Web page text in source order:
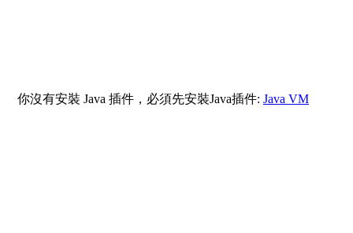
你沒有安裝 Java 插件，必須先安裝Java插件: Java VM